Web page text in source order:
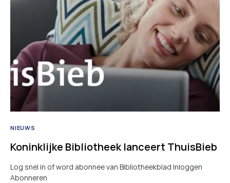
NIEUWS
Koninklijke Bibliotheek lanceert ThuisBieb
Log snel in of word abonnee van Bibliotheekblad Inloggen
Abonneren